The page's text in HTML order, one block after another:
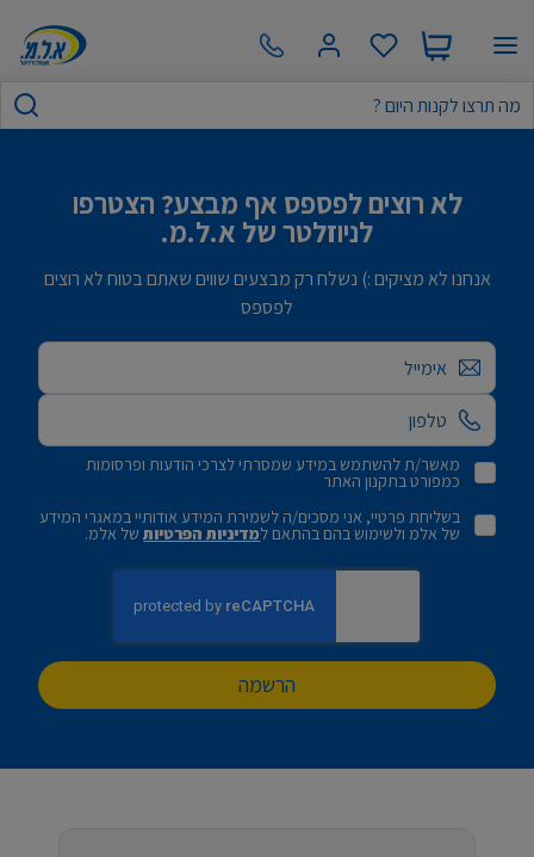
לא רוצים לפספס אף מבצע? הצטרפו
לניוזלטר של א.ל.מ.
אנחנו לא מציקים :) נשלח רק מבצעים שווים שאתם בטוח לא רוצים
לפספס
אימייל
מאשר/ת להשתמש במידע שמסרתי לצרכי הודעות ופרסומות
כמפורט בתקנון האתר
בשליחת פרטיי, אני מסכים/ה לשמירת המידע אודותיי במאגרי המידע
של אלמ ולשימוש בהם בהתאם למדיניות הפרטיותשל אלמ.
הרשמה